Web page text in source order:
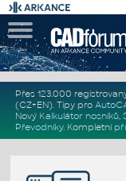
Přes 123.000
(CZ+EN). Tipy pro
Nový Kalkulátor nosníků,
Převodníky. Kompletní